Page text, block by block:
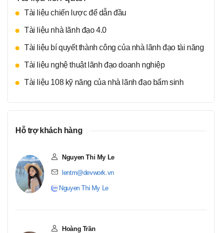
đối mặt với thách thức và trở thành người lãnh đạo thực
của tổ chức và thế giới xung quanh.
tắc vàng thì bạn sẽ thành công mà không phải trông chờ
vào sự may mắn. Chính bạn mới là người tạo ra sự may
mắn và đem lại điều kỳ diệu cho tổ chức của bạn: giải
phóng mọi trở lực để phát huy cao nhất khả năng làm
không chùn bước trước khó khăn trong đội ngũ nhân viên
của bạn bằng những bí quyết lãnh đạo hiệu quả.
Tài liệu chiến lược để dẫn đầu
Tài liệu nhà lãnh đạo 4.0
Tài liệu bí quyết thành công của nhà lãnh đạo tài năng
Tài liệu nghệ thuật lãnh đạo doanh nghiệp
Tài liệu 108 kỹ năng của nhà lãnh đạo bẩm sinh
Hỗ trợ khách hàng
Nguyen Thi My Le
lentm@devwork.vn
Nguyen Thi My Le
Hoàng Trần